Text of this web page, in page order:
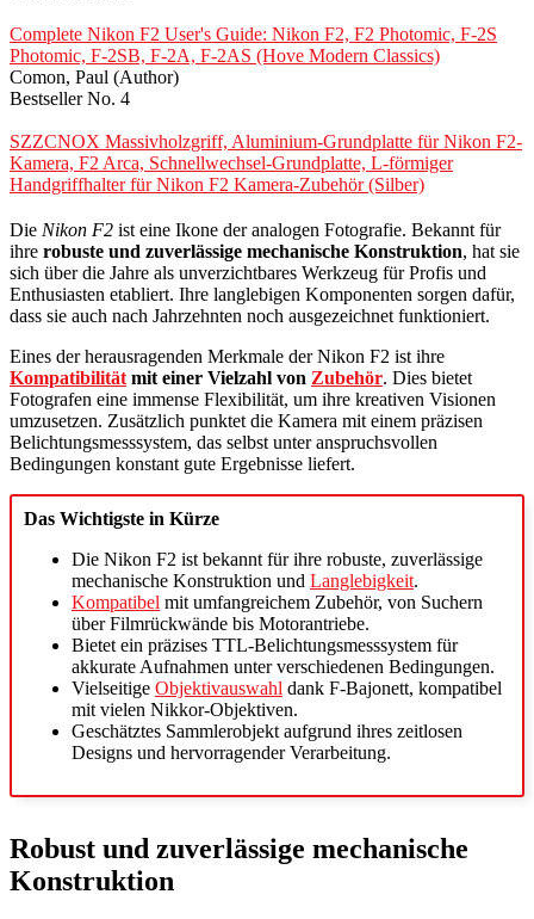
Complete Nikon F2 User's Guide: Nikon F2, F2 Photomic, F-2S
Photomic, F-2SB, F-2A, F-2AS (Hove Modern Classics)
Comon, Paul (Author)
Bestseller No. 4
SZZCNOX Massivholzgriff, Aluminium-Grundplatte für Nikon F2-
Kamera, F2 Arca, Schnellwechsel-Grundplatte, L-förmiger
Handgriffhalter für Nikon F2 Kamera-Zubehör (Silber)
Die Nikon F2 ist eine Ikone der analogen Fotografie. Bekannt für
ihre robuste und zuverlässige mechanische Konstruktion, hat sie
sich über die Jahre als unverzichtbares Werkzeug für Profis und
Enthusiasten etabliert. Ihre langlebigen Komponenten sorgen dafür,
dass sie auch nach Jahrzehnten noch ausgezeichnet funktioniert.
Eines der herausragenden Merkmale der Nikon F2 ist ihre
Kompatibilität mit einer Vielzahl von Zubehör. Dies bietet
Fotografen eine immense Flexibilität, um ihre kreativen Visionen
umzusetzen. Zusätzlich punktet die Kamera mit einem präzisen
Belichtungsmesssystem, das selbst unter anspruchsvollen
Bedingungen konstant gute Ergebnisse liefert.
Das Wichtigste in Kürze
Die Nikon F2 ist bekannt für ihre robuste, zuverlässige
mechanische Konstruktion und Langlebigkeit.
Kompatibel mit umfangreichem Zubehör, von Suchern
über Filmrückwände bis Motorantriebe.
Bietet ein präzises TTL-Belichtungsmesssystem für
akkurate Aufnahmen unter verschiedenen Bedingungen.
Vielseitige Objektivauswahl dank F-Bajonett, kompatibel
mit vielen Nikkor-Objektiven.
Geschätztes Sammlerobjekt aufgrund ihres zeitlosen
Designs und hervorragender Verarbeitung.
Robust und zuverlässige mechanische
Konstruktion